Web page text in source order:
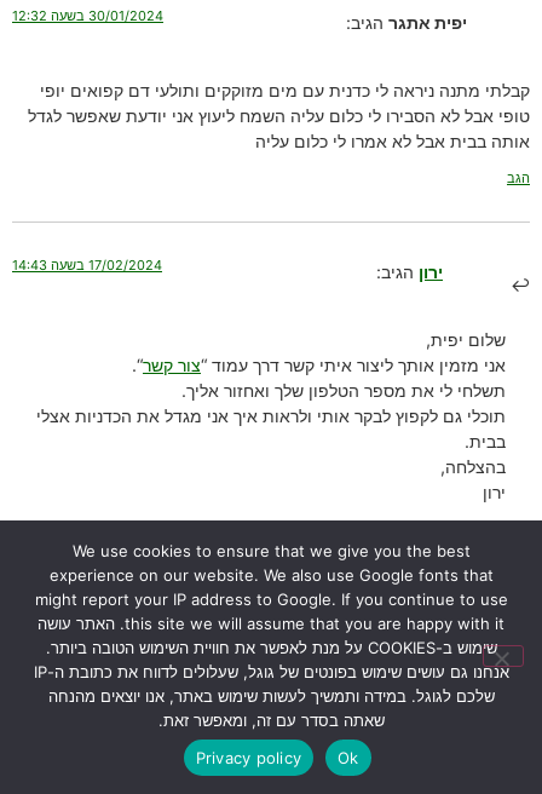
יפית אתגר הגיב: 30/01/2024 בשעה 12:32
קבלתי מתנה ניראה לי כדנית עם מים מזוקקים ותולעי דם קפואים יופי
טופי אבל לא הסבירו לי כלום עליה השמח ליעוץ אני יודעת שאפשר לגדל
אותה בבית אבל לא אמרו לי כלום עליה
הגב
ירון הגיב: 17/02/2024 בשעה 14:43
שלום יפית,
אני מזמין אותך ליצור איתי קשר דרך עמוד “צור קשר“.
תשלחי לי את מספר הטלפון שלך ואחזור אליך.
תוכלי גם לקפוץ לבקר אותי ולראות איך אני מגדל את הכדניות אצלי
בבית.
בהצלחה,
ירון
אורי דרור הגיב: 26/01/2024 בשעה 12:52
הי ירון הכדנית
שלי נראת טוב ומוציאה עלים חדשים, אבל בכל זאת הגבעול שעליו נוצרים
הכדים משחיר, והעלה עצמו נראה טוב
We use cookies to ensure that we give you the best
experience on our website. We also use Google fonts that
might report your IP address to Google. If you continue to use
this site we will assume that you are happy with it. האתר עושה
שימוש ב-COOKIES על מנת לאפשר את חוויית השימוש הטובה ביותר.
אנחנו גם עושים שימוש בפונטים של גוגל, שעלולים לדווח את כתובת ה-IP
שלכם לגוגל. במידה ותמשיך לעשות שימוש באתר, אנו יוצאים מהנחה
שאתה בסדר עם זה, ומאפשר זאת.
Ok
Privacy policy